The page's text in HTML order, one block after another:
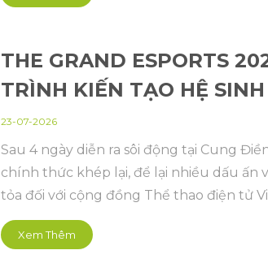
THE GRAND ESPORTS
TRÌNH KIẾN TẠO HỆ
23-07-2026
Sau 4 ngày diễn ra sôi động tại Cung
chính thức khép lại, để lại nhiều dấu ấn
tỏa đối với cộng đồng Thể thao điện tử
Xem Thêm